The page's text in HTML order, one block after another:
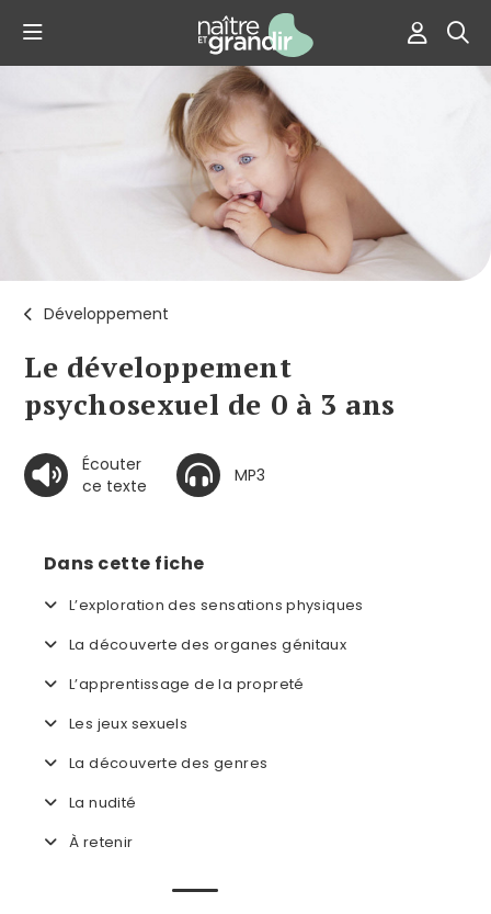
Développement
Le développement
psychosexuel de 0 à 3 ans
Écouter
ce texte
MP3
Dans cette fiche
L’exploration des sensations physiques
La découverte des organes génitaux
L’apprentissage de la propreté
Les jeux sexuels
La découverte des genres
La nudité
À retenir